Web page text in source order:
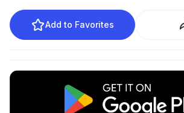
Add to Favorites